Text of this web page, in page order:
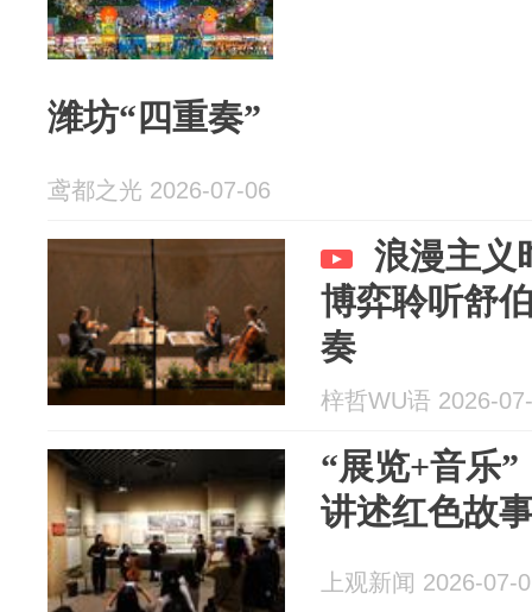
潍坊“四重奏”
鸢都之光 2026-07-06
浪漫主义
博弈聆听舒
奏
梓哲WU语 2026-
“展览+音乐
讲述红色故
上观新闻 2026-07-